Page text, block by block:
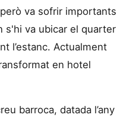
va sofrir importants
s'hi va ubicar el quarter
l’estanc. Actualment
en hotel
barroca, datada l’any